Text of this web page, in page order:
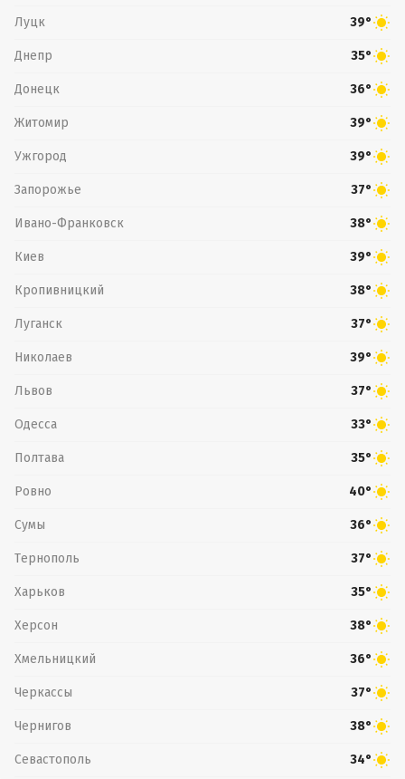
Луцк 39°
Днепр 35°
Донецк 36°
Житомир 39°
Ужгород 39°
Запорожье 37°
Ивано-Франковск 38°
Киев 39°
Кропивницкий 38°
Луганск 37°
Николаев 39°
Львов 37°
Одесса 33°
Полтава 35°
Ровно 40°
Сумы 36°
Тернополь 37°
Харьков 35°
Херсон 38°
Хмельницкий 36°
Черкассы 37°
Чернигов 38°
Севастополь 34°